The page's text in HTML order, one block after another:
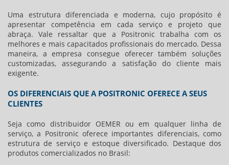
Uma estrutura diferenciada e moderna, cujo propósito é
apresentar competência em cada serviço e projeto que
abraça. Vale ressaltar que a Positronic trabalha com os
melhores e mais capacitados profissionais do mercado. Dessa
maneira, a empresa consegue oferecer também soluções
customizadas, assegurando a satisfação do cliente mais
exigente.
OS DIFERENCIAIS QUE A POSITRONIC OFERECE A SEUS
CLIENTES
Seja como distribuidor OEMER ou em qualquer linha de
serviço, a Positronic oferece importantes diferenciais, como
estrutura de serviço e estoque diversificado. Destaque dos
produtos comercializados no Brasil: